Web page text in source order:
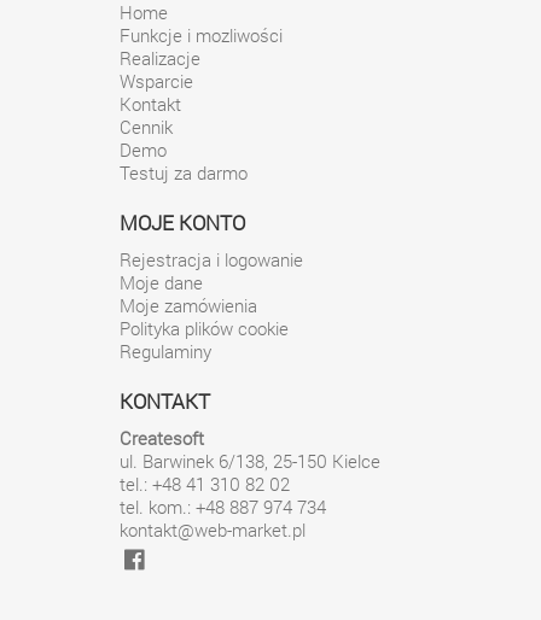
Home
Funkcje i mozliwości
Realizacje
Wsparcie
Kontakt
Cennik
Demo
Testuj za darmo
MOJE KONTO
Rejestracja i logowanie
Moje dane
Moje zamówienia
Polityka plików cookie
Regulaminy
KONTAKT
Createsoft
ul. Barwinek 6/138, 25-150 Kielce
tel.: +48 41 310 82 02
tel. kom.: +48 887 974 734
kontakt@web-market.pl